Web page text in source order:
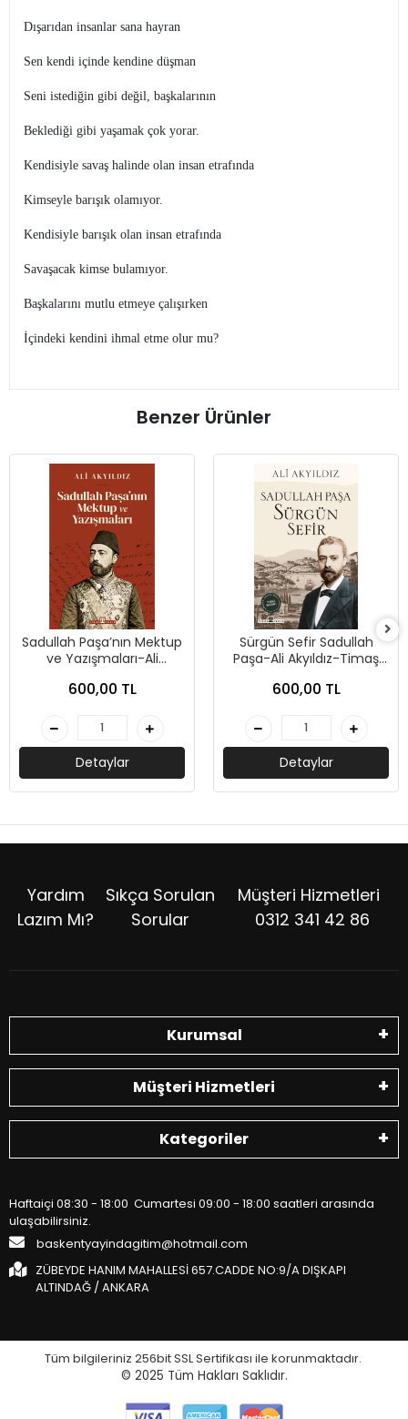
Dışarıdan insanlar sana hayran
Sen kendi içinde kendine düşman
Seni istediğin gibi değil, başkalarının
Beklediği gibi yaşamak çok yorar.
Kendisiyle savaş halinde olan insan etrafında
Kimseyle barışık olamıyor.
Kendisiyle barışık olan insan etrafında
Savaşacak kimse bulamıyor.
Başkalarını mutlu etmeye çalışırken
İçindeki kendini ihmal etme olur mu?
Benzer Ürünler
Sadullah Paşa’nın Mektup
ve Yazışmaları-Ali
600,00 TL
Detaylar
Sürgün Sefir Sadullah
Paşa-Ali Akyıldız-Timaş
600,00 TL
Detaylar
Yardım
Lazım Mı?
Sıkça Sorulan
Sorular
Müşteri Hizmetleri
0312 341 42 86
Kurumsal
Müşteri Hizmetleri
Kategoriler
Haftaiçi 08:30 - 18:00 Cumartesi 09:00 - 18:00 saatleri arasında
ulaşabilirsiniz.
baskentyayindagitim@hotmail.com
ZÜBEYDE HANIM MAHALLESİ 657.CADDE NO:9/A DIŞKAPI
ALTINDAĞ / ANKARA
Tüm bilgileriniz 256bit SSL Sertifikası ile korunmaktadır.
© 2025 Tüm Hakları Saklıdır.